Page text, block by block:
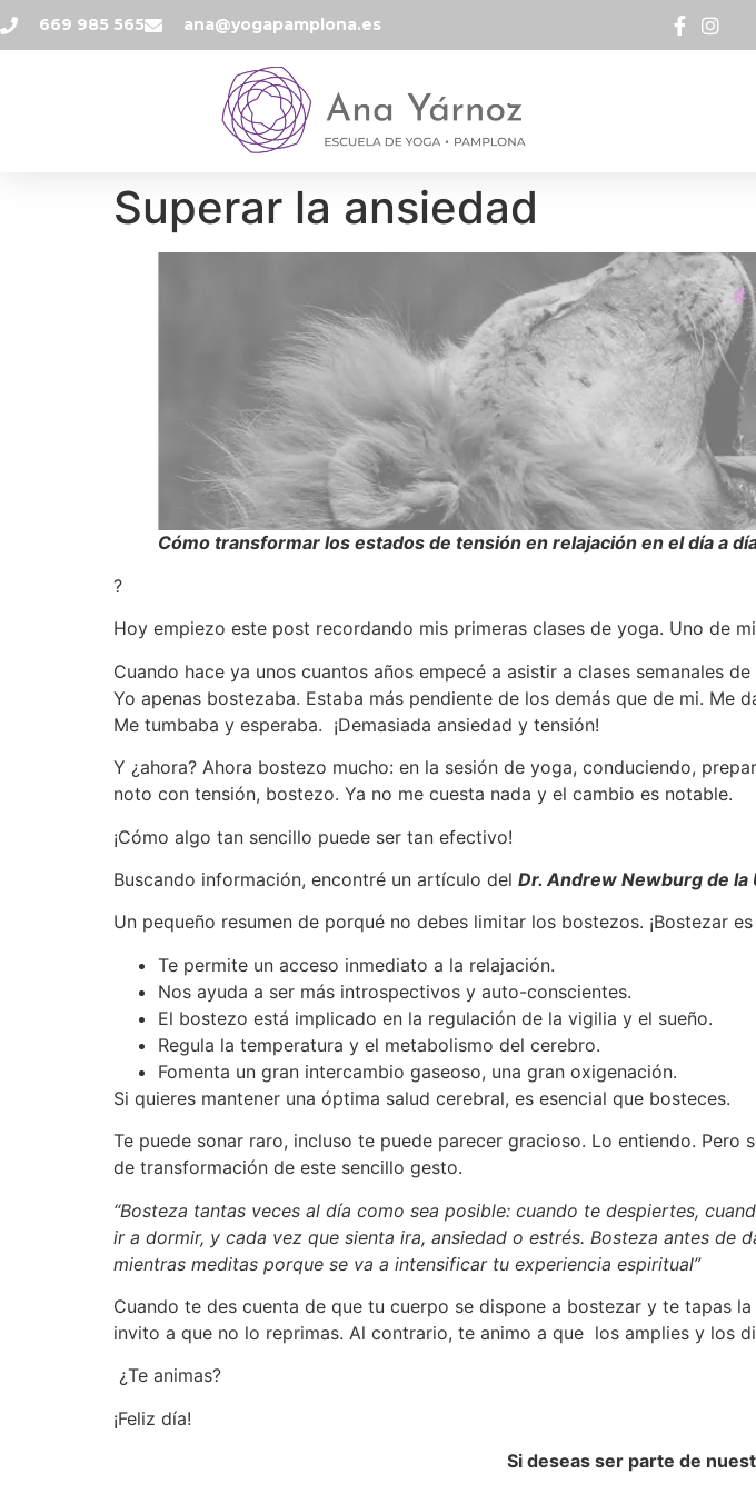
669 985 565 ana@yogapamplona.es
Superar la ansiedad
Cómo transformar los estados de tensión en relajación en el día a
?
Hoy empiezo este post recordando mis primeras clases de yoga. Uno de
Cuando hace ya unos cuantos años empecé a asistir a clases semanales
Yo apenas bostezaba. Estaba más pendiente de los demás que de mi.
Me tumbaba y esperaba. ¡Demasiada ansiedad y tensión!
Y ¿ahora? Ahora bostezo mucho: en la sesión de yoga, conduciendo,
noto con tensión, bostezo. Ya no me cuesta nada y el cambio es notable.
¡Cómo algo tan sencillo puede ser tan efectivo!
Buscando información, encontré un artículo del Dr. Andrew Newburg de la
Un pequeño resumen de porqué no debes limitar los bostezos. ¡Bostezar
Te permite un acceso inmediato a la relajación.
Nos ayuda a ser más introspectivos y auto-conscientes.
El bostezo está implicado en la regulación de la vigilia y el sueño.
Regula la temperatura y el metabolismo del cerebro.
Fomenta un gran intercambio gaseoso, una gran oxigenación.
Si quieres mantener una óptima salud cerebral, es esencial que bosteces.
Te puede sonar raro, incluso te puede parecer gracioso. Lo entiendo.
de transformación de este sencillo gesto.
“Bosteza tantas veces al día como sea posible: cuando te despiertes,
ir a dormir, y cada vez que sienta ira, ansiedad o estrés. Bosteza antes de
mientras meditas porque se va a intensificar tu experiencia espiritual”
Cuando te des cuenta de que tu cuerpo se dispone a bostezar y te tapas
invito a que no lo reprimas. Al contrario, te animo a que los amplies y los
¿Te animas?
¡Feliz día!
Si deseas ser parte de